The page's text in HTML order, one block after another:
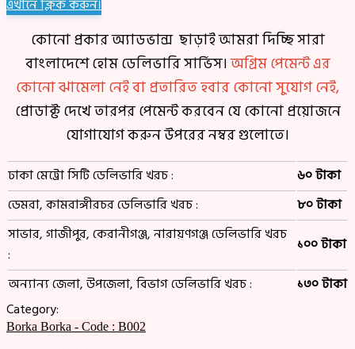
এখানে ক্লিক করুন।
কোনো প্রকার অ্যাডভান্স ছাড়াই আমরা দিচ্ছি সারা
বাংলাদেশে হোম ডেলিভারি সার্ভিস।অগ্রিম পেমেন্ট এর
কোনো ঝামেলা নেই বা প্রতারিত হবার কোনো সুযোগ নেই,
প্রোডাক্ট দেখে তারপর পেমেন্ট করবেন যে কোনো প্রয়োজনে
যোগাযোগ করুন উপরের নম্বর গুলোতে।
ঢাকা মেট্রো সিটি ডেলিভারি খরচ :
৬০ টাকা
ডেমরা, কামরাঙ্গীরচর ডেলিভারি খরচ :
৮০ টাকা
সাভার, গাজীপুর, কেরানীগঞ্জ, নারায়ণগঞ্জ ডেলিভারি খরচ
:
১০০ টাকা
অন্যান্য জেলা, উপজেলা, বিভাগ ডেলিভারি খরচ :
১৩০ টাকা
Category:
Borka Borka - Code : B002